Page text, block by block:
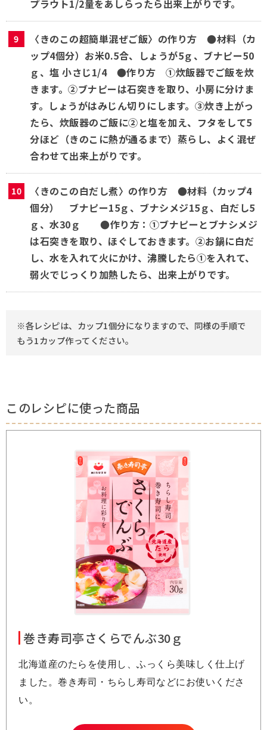
プラウト1/2量をあしらったら出来上がりです。
〈きのこの超簡単混ぜご飯〉の作り方 ●材料（カ
ップ4個分）お米0.5合、しょうが5ｇ、ブナピー50
ｇ、塩 小さじ1/4 ●作り方 ①炊飯器でご飯を炊
きます。②ブナピーは石突きを取り、小房に分けま
す。しょうがはみじん切りにします。③炊き上がっ
たら、炊飯器のご飯に②と塩を加え、フタをして5
分ほど（きのこに熱が通るまで）蒸らし、よく混ぜ
合わせて出来上がりです。
〈きのこの白だし煮〉の作り方 ●材料（カップ4
個分） ブナピー15ｇ、ブナシメジ15ｇ、白だし5
ｇ、水30ｇ ●作り方：①ブナピーとブナシメジ
は石突きを取り、ほぐしておきます。②お鍋に白だ
し、水を入れて火にかけ、沸騰したら①を入れて、
弱火でじっくり加熱したら、出来上がりです。
※各レシピは、カップ1個分になりますので、同様の手順で
もう1カップ作ってください。
このレシピに使った商品
巻き寿司亭さくらでんぶ30ｇ
北海道産のたらを使用し、ふっくら美味しく仕上げ
ました。巻き寿司・ちらし寿司などにお使いくださ
い。